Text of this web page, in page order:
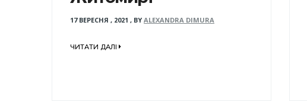
17 ВЕРЕСНЯ , 2021 , BY ALEXANDRA DIMURA
ЧИТАТИ ДАЛІ